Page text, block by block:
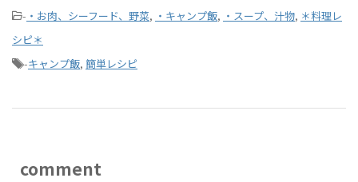
- ・お肉、シーフード、野菜, ・キャンプ飯, ・スープ、汁物, ＊料理レ
シピ＊
-キャンプ飯, 簡単レシピ
comment